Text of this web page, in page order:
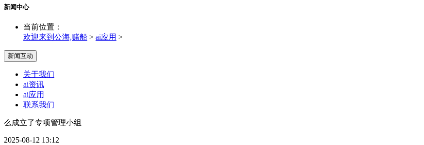
新闻中心
当前位置：
欢迎来到公海,赌船 > ai应用 >
新闻互动
关于我们
ai资讯
ai应用
联系我们
么成立了专项管理小组
2025-08-12 13:12